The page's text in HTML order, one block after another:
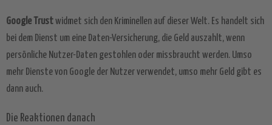
Google Trustwidmet sich den Kriminellen auf dieser Welt. Es handelt sich
bei dem Dienst um eine Daten-Versicherung, die Geld auszahlt, wenn
persönliche Nutzer-Daten gestohlen oder missbraucht werden. Umso
mehr Dienste von Google der Nutzer verwendet, umso mehr Geld gibt es
dann auch.
Die Reaktionen danach